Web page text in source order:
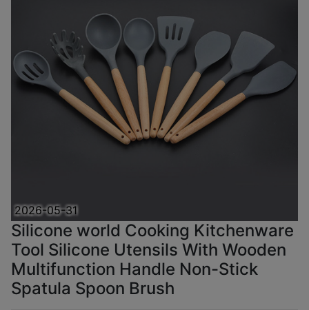
2026-05-31
Silicone world Cooking Kitchenware
Tool Silicone Utensils With Wooden
Multifunction Handle Non-Stick
Spatula Spoon Brush